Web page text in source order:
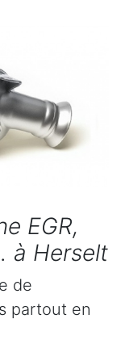
EGR,
à Herselt
de
partout en